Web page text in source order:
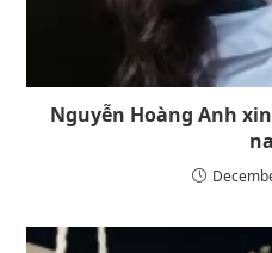
Nguyễn Hoàng Anh